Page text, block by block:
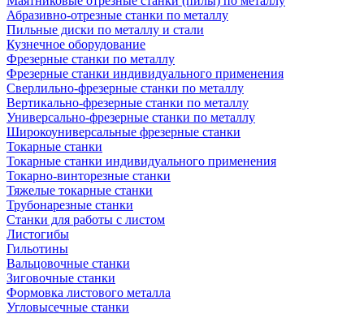
Абразивно-отрезные станки по металлу
Пильные диски по металлу и стали
Кузнечное оборудование
Фрезерные станки по металлу
Фрезерные станки индивидуального применения
Сверлильно-фрезерные станки по металлу
Вертикально-фрезерные станки по металлу
Универсально-фрезерные станки по металлу
Широкоуниверсальные фрезерные станки
Токарные станки
Токарные станки индивидуального применения
Токарно-винторезные станки
Тяжелые токарные станки
Трубонарезные станки
Станки для работы с листом
Листогибы
Гильотины
Вальцовочные станки
Зиговочные станки
Формовка листового металла
Угловысечные станки